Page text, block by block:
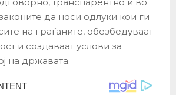
да носи одлуки кои ги
на граѓаните, обезбедуваат
и создаваат услови за
на државата.